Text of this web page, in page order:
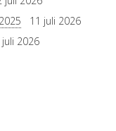
11 juli 2026
juli 2026